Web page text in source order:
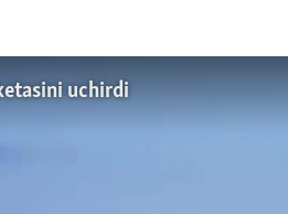
uchirdi